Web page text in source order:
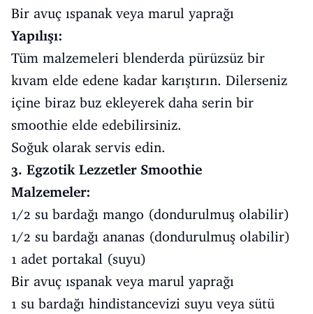
Bir avuç ıspanak veya marul yaprağı
Yapılışı:
Tüm malzemeleri blenderda pürüzsüz bir
kıvam elde edene kadar karıştırın. Dilerseniz
içine biraz buz ekleyerek daha serin bir
smoothie elde edebilirsiniz.
Soğuk olarak servis edin.
3. Egzotik Lezzetler Smoothie
Malzemeler:
1/2 su bardağı mango (dondurulmuş olabilir)
1/2 su bardağı ananas (dondurulmuş olabilir)
1 adet portakal (suyu)
Bir avuç ıspanak veya marul yaprağı
1 su bardağı hindistancevizi suyu veya sütü